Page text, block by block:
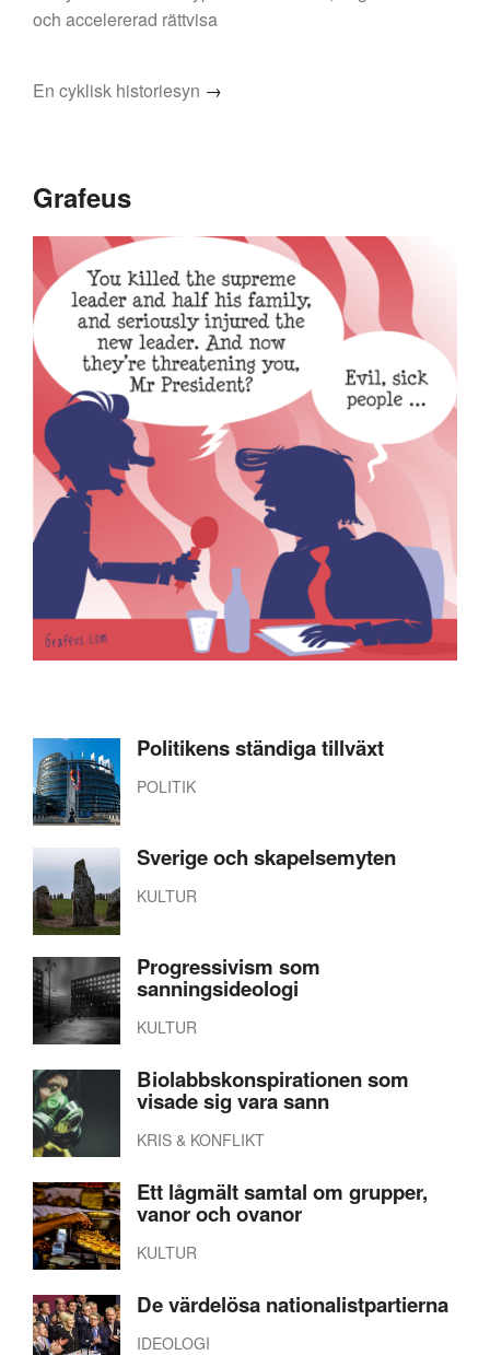
och accelererad rättvisa
En cyklisk historiesyn →
Grafeus
Politikens ständiga tillväxt
POLITIK
Sverige och skapelsemyten
KULTUR
Progressivism som
sanningsideologi
KULTUR
Biolabbskonspirationen som
visade sig vara sann
KRIS & KONFLIKT
Ett lågmält samtal om grupper,
vanor och ovanor
KULTUR
De värdelösa nationalistpartierna
IDEOLOGI